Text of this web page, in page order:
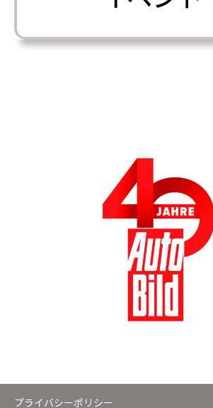
プライバシーポリシー